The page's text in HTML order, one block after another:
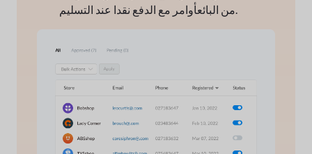
من البائعأوامر مع الدفع نقدا عند التسليم.